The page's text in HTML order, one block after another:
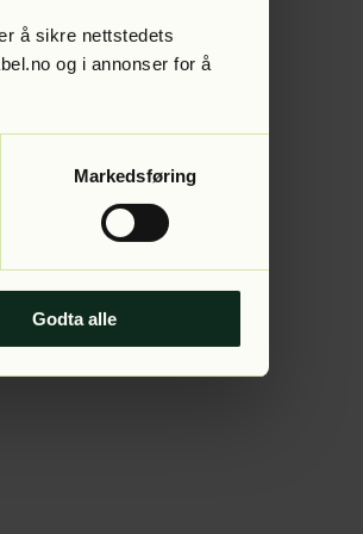
å sikre nettstedets
og i annonser for å
Markedsføring
Godta alle